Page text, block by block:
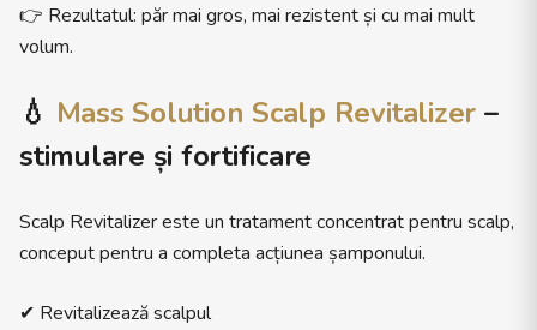
👉 Rezultatul: păr mai gros, mai rezistent și cu mai mult
volum.
💧 Mass Solution Scalp Revitalizer –
stimulare și fortificare
Scalp Revitalizer este un tratament concentrat pentru scalp,
conceput pentru a completa acțiunea șamponului.
✔ Revitalizează scalpul